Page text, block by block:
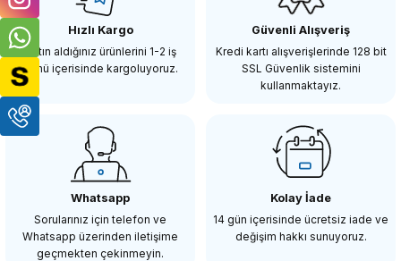
98,21 TL
OEM
OEM Marka Nikon D300 D300s Lcd Koruma Camı
98,21 TL
Hızlı Kargo
Satın aldığınız ürünlerini 1-2 iş
günü içerisinde kargoluyoruz.
Güvenli Alışveriş
Kredi kartı alışverişlerinde 128 bit
SSL Güvenlik sistemini
kullanmaktayız.
Whatsapp
Sorularınız için telefon ve
Whatsapp üzerinden iletişime
geçmekten çekinmeyin.
Kolay İade
14 gün içerisinde ücretsiz iade ve
değişim hakkı sunuyoruz.